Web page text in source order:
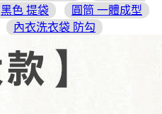
黑色 提袋
圓筒 一體成型
內衣洗衣袋 防勾